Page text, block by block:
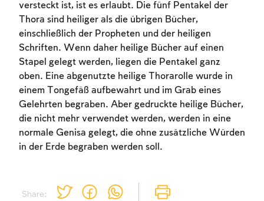
Share:
versteckt ist, ist es erlaubt. Die fünf Pentakel der
Thora sind heiliger als die übrigen Bücher,
einschließlich der Propheten und der heiligen
Schriften. Wenn daher heilige Bücher auf einen
Stapel gelegt werden, liegen die Pentakel ganz
oben. Eine abgenutzte heilige Thorarolle wurde in
einem Tongefäß aufbewahrt und im Grab eines
Gelehrten begraben. Aber gedruckte heilige Bücher,
die nicht mehr verwendet werden, werden in eine
normale Genisa gelegt, die ohne zusätzliche Würden
in der Erde begraben werden soll.
Account required
To mark concepts as learned, you'll need
to create an account or log in.
Sign up Login